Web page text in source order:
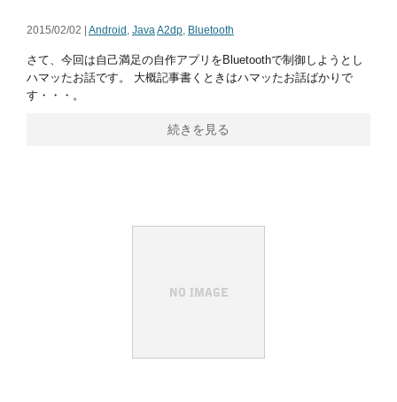
2015/02/02 | Android , JavaA2dp, Bluetooth
さて、今回は自己満足の自作アプリをBluetoothで制御しようとし
ハマッたお話です。 大概記事書くときはハマッたお話ばかりで
す・・・。
続きを見る